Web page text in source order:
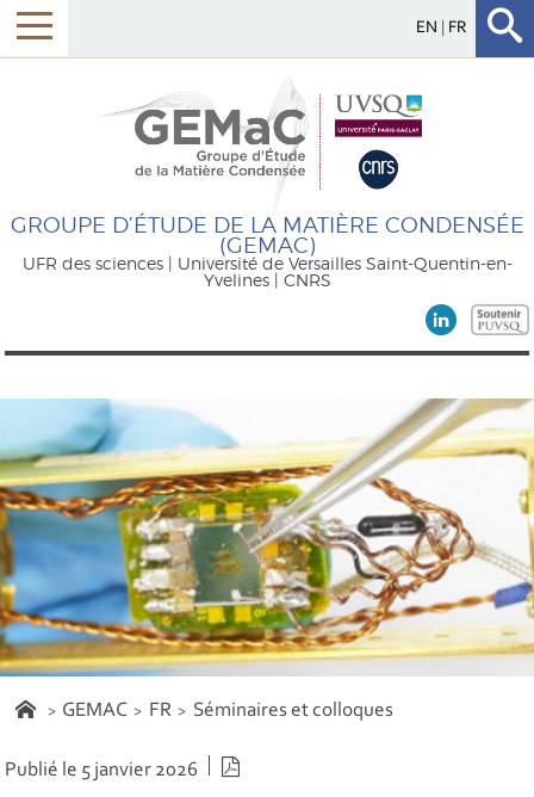
EN FR
GROUPE D’ÉTUDE DE LA MATIÈRE CONDENSÉE
(GEMAC)
UFR des sciences | Université de Versailles Saint-Quentin-en-
Yvelines | CNRS
GEMAC FR Séminaires et colloques
Publié le 5 janvier 2026